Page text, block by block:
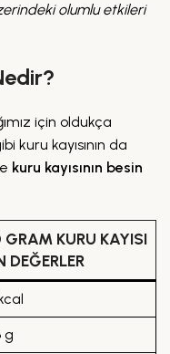
olumlu etkileri
için oldukça
kuru kayısının da
kuru kayısının besin
KURU KAYISI
DEĞERLER
g